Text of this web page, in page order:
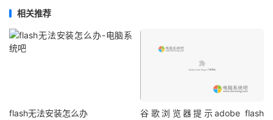
相关推荐
flash无法安装怎么办
谷歌浏览器提示adobe flash